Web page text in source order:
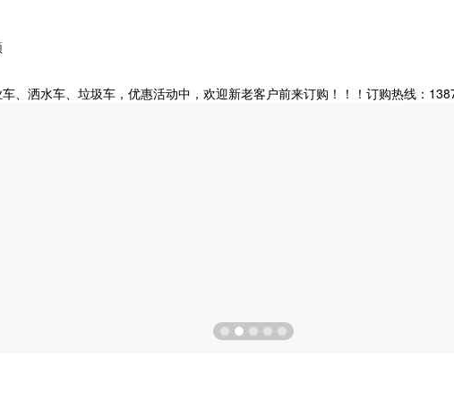
、洒水车、垃圾车，优惠活动中，欢迎新老客户前来订购！！！订购热线：